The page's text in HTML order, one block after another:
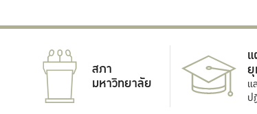
สภา
มหาวิทยาลัย
แ
ป